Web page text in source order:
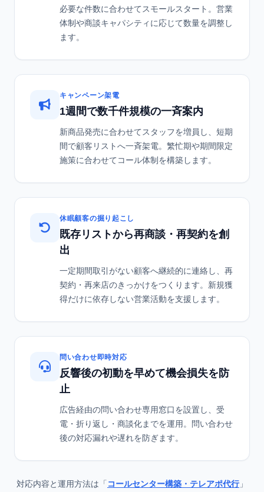
必要な件数に合わせてスモールスタート。営業
体制や商談キャパシティに応じて数量を調整し
ます。
キャンペーン架電
1週間で数千件規模の一斉案内
新商品発売に合わせてスタッフを増員し、短期
間で顧客リストへ一斉架電。繁忙期や期間限定
施策に合わせてコール体制を構築します。
休眠顧客の掘り起こし
既存リストから再商談・再契約を創
出
一定期間取引がない顧客へ継続的に連絡し、再
契約・再来店のきっかけをつくります。新規獲
得だけに依存しない営業活動を支援します。
問い合わせ即時対応
反響後の初動を早めて機会損失を防
止
広告経由の問い合わせ専用窓口を設置し、受
電・折り返し・商談化までを運用。問い合わせ
後の対応漏れや遅れを防ぎます。
対応内容と運用方法は「 コールセンター構築・テレアポ代行」